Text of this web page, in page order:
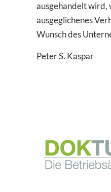
ausgehandelt wird,
ausgeglichenes
Wunsch des
Peter S. Kaspar